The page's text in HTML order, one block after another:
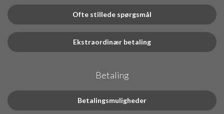
Ofte stillede spørgsmål
Ekstraordinær betaling
Betaling
Betalingsmuligheder